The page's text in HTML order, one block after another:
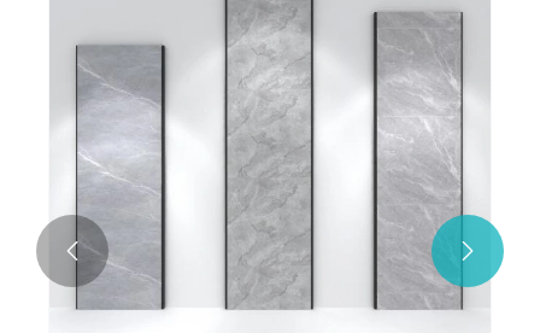
 